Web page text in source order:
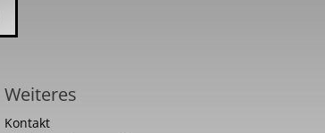
Weiteres
Kontakt